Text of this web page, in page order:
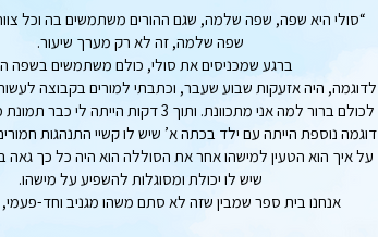
“סולי היא שפה, שפה שלמה, שגם ההורים משתמשים בה וכל
שפה שלמה, זה לא רק מערך שיעור.
ברגע שמכניסים את סולי, כולם משתמשים בשפה
לדוגמה, היה אזעקות שבוע שעבר, וכתבתי למורים בקבוצה
לכולם ברור למה אני מתכוונת. ותוך 3 דקות הייתה לי כבר תמונת מצב בית ספרית.
דוגמה נוספת הייתה עם ילד בכתה א’ שיש לו קשיי התנהגות
על איך הוא הטעין למישהו אחר את הסוללה הוא היה כל כך גאה
שיש לו יכולת ומסוגלות להשפיע על מישהו.
אנחנו בית ספר שמבין שזה לא סתם משהו מגניב וחד-